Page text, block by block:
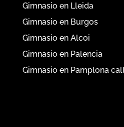
Gimnasio en Lleida
Gimnasio en Burgos
Gimnasio en Alcoi
Gimnasio en Palencia
Gimnasio en Pamplona